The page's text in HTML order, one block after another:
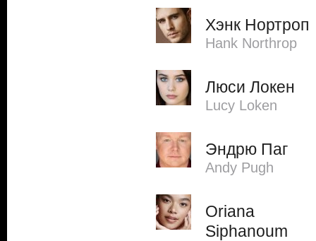
Хэнк Нортроп
Hank Northrop
Люси Локен
Lucy Loken
Эндрю Паг
Andy Pugh
Oriana
Siphanoum